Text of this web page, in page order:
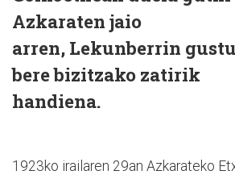
Azkaraten jaio
arren, Lekunberrin
bere bizitzako zatirik
handiena.
1923ko irailaren 29an Azkarateko